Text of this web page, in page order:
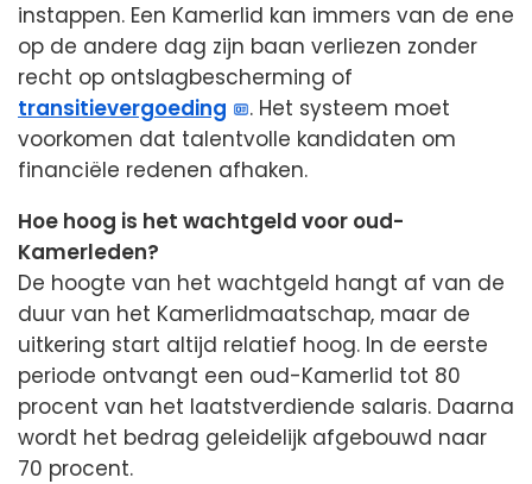
instappen. Een Kamerlid kan immers van de ene
op de andere dag zijn baan verliezen zonder
recht op ontslagbescherming of
transitievergoeding
. Het systeem moet
voorkomen dat talentvolle kandidaten om
financiële redenen afhaken.
Hoe hoog is het wachtgeld voor oud-
Kamerleden?
De hoogte van het wachtgeld hangt af van de
duur van het Kamerlidmaatschap, maar de
uitkering start altijd relatief hoog. In de eerste
periode ontvangt een oud-Kamerlid tot 80
procent van het laatstverdiende salaris. Daarna
wordt het bedrag geleidelijk afgebouwd naar
70 procent.